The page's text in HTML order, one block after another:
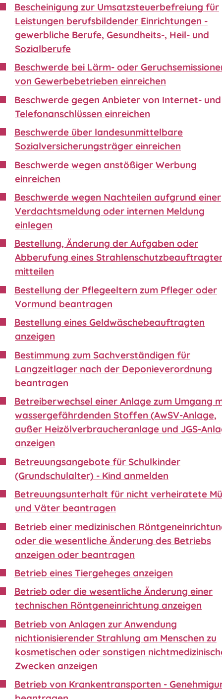
Bescheinigung zur Umsatzsteuerbefreiung für
Leistungen berufsbildender Einrichtungen -
gewerbliche Berufe, Gesundheits-, Heil- und
Sozialberufe
Beschwerde bei Lärm- oder
von Gewerbebetrieben einreichen
Beschwerde gegen Anbieter von Internet- und
Telefonanschlüssen einreichen
Beschwerde über landesunmittelbare
Sozialversicherungsträger einreichen
Beschwerde wegen anstößiger Werbung
einreichen
Beschwerde wegen Nachteilen aufgrund einer
Verdachtsmeldung oder internen Meldung
einlegen
Bestellung, Änderung der Aufgaben oder
Abberufung eines
mitteilen
Bestellung der Pflegeeltern zum Pfleger oder
Vormund beantragen
Bestellung eines Geldwäschebeauftragten
anzeigen
Bestimmung zum Sachverständigen für
Langzeitlager nach der Deponieverordnung
beantragen
Betreiberwechsel einer Anlage zum Umgang
wassergefährdenden Stoffen (AwSV-Anlage,
außer Heizölverbraucheranlage und JGS-
anzeigen
Betreuungsangebote für Schulkinder
(Grundschulalter) - Kind anmelden
Betreuungsunterhalt für nicht verheiratete
und Väter beantragen
Betrieb einer medizinischen
oder die wesentliche Änderung des Betriebs
anzeigen oder beantragen
Betrieb eines Tiergeheges anzeigen
Betrieb oder die wesentliche Änderung einer
technischen Röntgeneinrichtung anzeigen
Betrieb von Anlagen zur Anwendung
nichtionisierender Strahlung am Menschen zu
kosmetischen oder sonstigen
Zwecken anzeigen
Betrieb von Krankentransporten -